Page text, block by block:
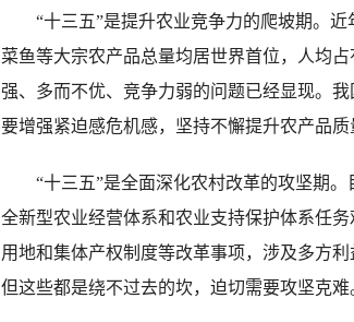
“十三五”是提升农业竞争力的爬坡期。近
菜鱼等大宗农产品总量均居世界首位，人均
强、多而不优、竞争力弱的问题已经显现。
要增强紧迫感危机感，坚持不懈提升农产品质
“十三五”是全面深化农村改革的攻坚期。
全新型农业经营体系和农业支持保护体系任
用地和集体产权制度等改革事项，涉及多方
但这些都是绕不过去的坎，迫切需要攻坚克难